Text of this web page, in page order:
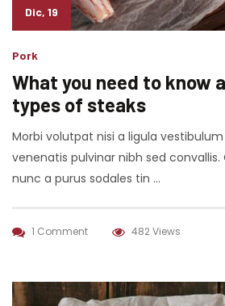
Dic, 19
Pork
What you need to know
types of steaks
Morbi volutpat nisi a ligula
venenatis pulvinar nibh sed
nunc a purus sodales tin …
1 Comment 482 Views